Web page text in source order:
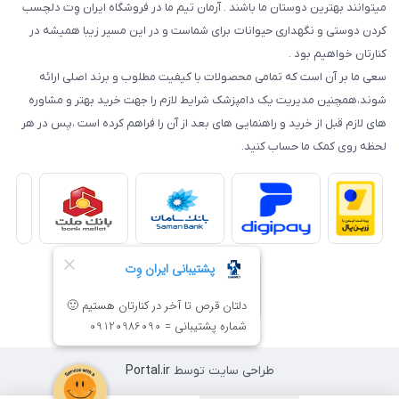
میتوانند بهترین دوستان ما باشند . آرمان تیم ما در فروشگاه ایران وِت دلچسب
کردن دوستی و نگهداری حیوانات برای شماست و در این مسیر زیبا همیشه در
کنارتان خواهیم بود .
سعی ما بر آن است که تمامی محصولات با کیفیت مطلوب و برند اصلی ارائه
شوند،همچنین مدیریت یک دامپزشک شرایط لازم را جهت خرید بهتر و مشاوره
های لازم قبل از خرید و راهنمایی های بعد از آن را فراهم کرده است ،پس در هر
لحظه روی کمک ما حساب کنید.
طراحی سایت توسطPortal.ir